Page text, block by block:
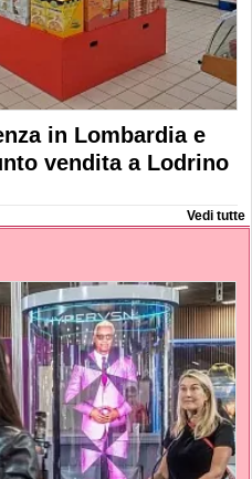
in Lombardia e
vendita a Lodrino
Vedi tutte